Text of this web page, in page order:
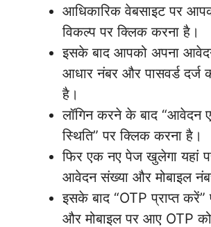
आधिकारिक वेबसाइट पर
विकल्प पर क्लिक करना है।
इसके बाद आपको अपना
आधार नंबर और पासवर्ड दर्ज
है।
लॉगिन करने के बाद “आवेदन
स्थिति” पर क्लिक करना है।
फिर एक नए पेज खुलेगा यहां
आवेदन संख्या और मोबाइल
इसके बाद “OTP प्राप्त
और मोबाइल पर आए OTP